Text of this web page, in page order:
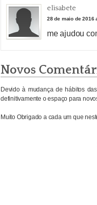
elisabete
28 de maio de 2016
me ajudou
Novos
Devido à mudança de hábitos
definitivamente o espaço para
Muito Obrigado a cada um que